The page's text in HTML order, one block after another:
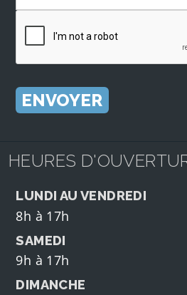
HEURES
LUNDI AU VENDREDI
8h à 17h
SAMEDI
9h à 17h
DIMANCHE